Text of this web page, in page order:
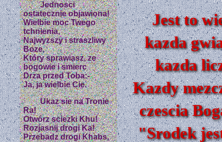
Jednosci
ostatecznie objawiona!
Wielbie moc Twego
tchnienia,
Najwyzszy i straszliwy
Boze,
Który sprawiasz, ze
bogowie i smierc
Drza przed Toba:-
Ja, ja wielbie Cie.
Ukaz sie na Tronie
Ra!
Otwórz sciezki Khu!
Rozjasnij drogi Ka!
Przebadz drogi Khabs,
Jest to
kazda
kazda
Kazdy
czescia
"Srodek